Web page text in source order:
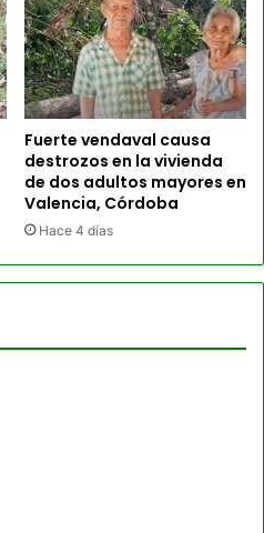
Fuerte vendaval causa
destrozos en la vivienda
de dos adultos mayores en
Valencia, Córdoba
Hace 4 días